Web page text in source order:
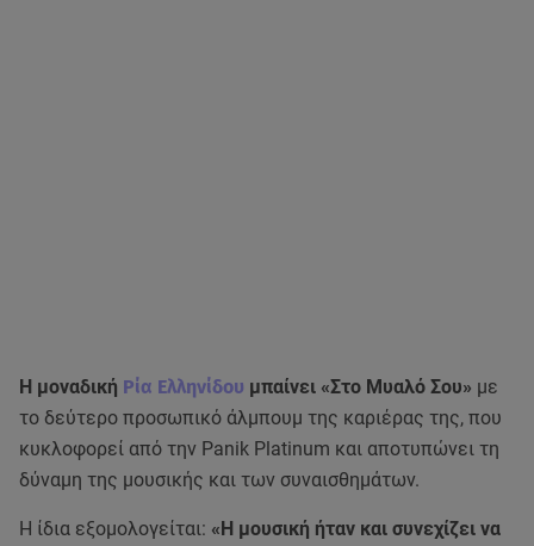
Η μοναδική Ρία Ελληνίδου μπαίνει «Στο Μυαλό Σου» με
το δεύτερο προσωπικό άλμπουμ της καριέρας της, που
κυκλοφορεί από την Panik Platinum και αποτυπώνει τη
δύναμη της μουσικής και των συναισθημάτων.
Η ίδια εξομολογείται: «Η μουσική ήταν και συνεχίζει να